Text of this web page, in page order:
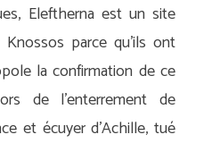
Eleftherna est un site
parce qu’ils ont
la confirmation de ce
de l’enterrement de
et écuyer d’Achille, tué